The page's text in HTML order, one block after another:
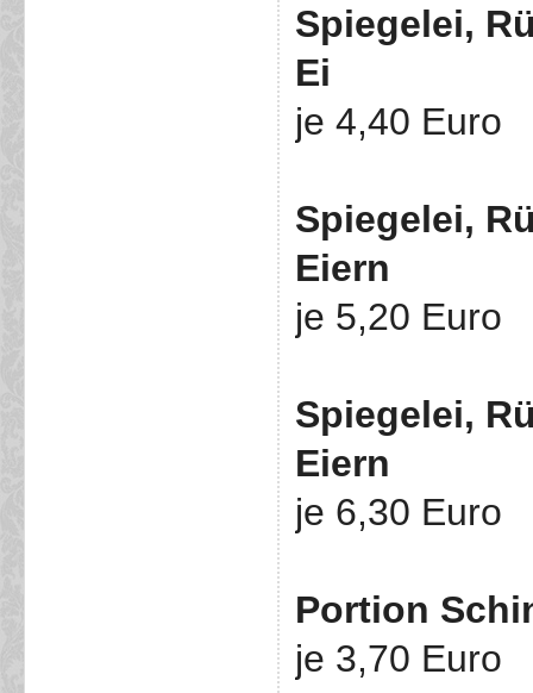
Spiegelei,
Ei
je 4,40 Euro
Spiegelei,
Eiern
je 5,20 Euro
Spiegelei,
Eiern
je 6,30 Euro
Portion
je 3,70 Euro